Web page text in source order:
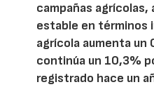
campañas agrícolas,
estable en términos
agrícola aumenta un
continúa un 10,3%
registrado hace un